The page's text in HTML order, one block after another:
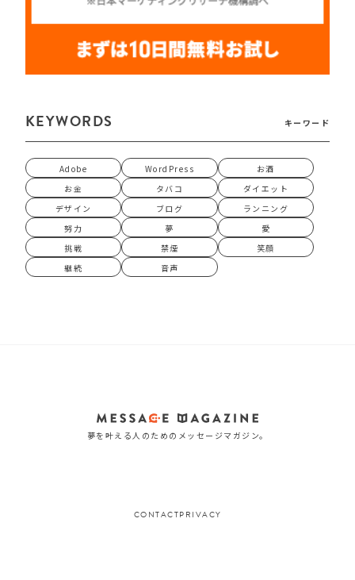
KEYWORDS キーワード
Adobe WordPress
お酒
お金
タバコ
ダイエット
デザイン
ブログ
ランニング
努力
夢
愛
挑戦
禁煙
笑顔
継続
音声
夢を叶える人のためのメッセージマガジン。
CONTACTPRIVACY